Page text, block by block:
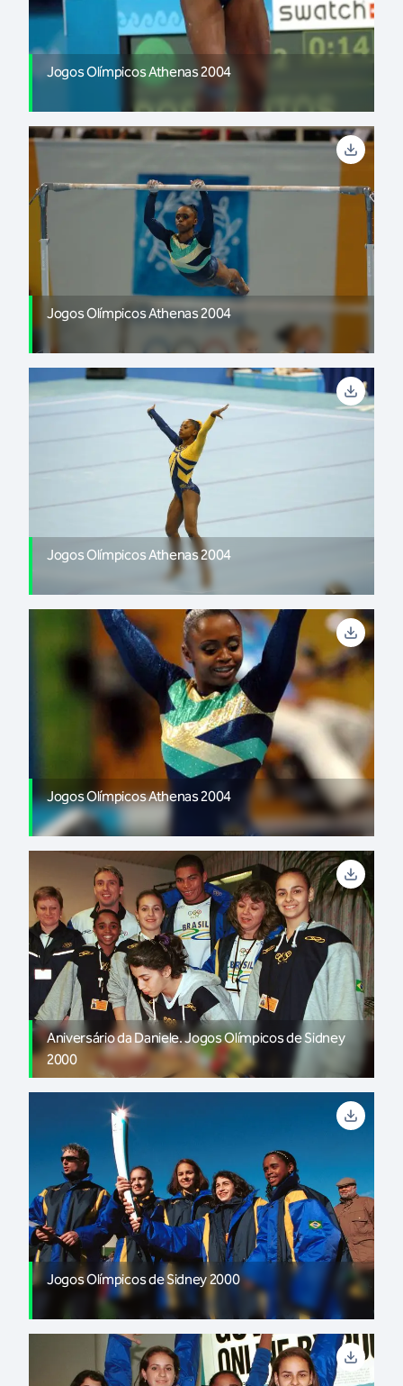
Jogos Olímpicos Athenas 2004
Jogos Olímpicos Athenas 2004
Jogos Olímpicos Athenas 2004
Jogos Olímpicos Athenas 2004
Aniversário da Daniele. Jogos Olímpicos de Sidney
2000
Jogos Olímpicos de Sidney 2000